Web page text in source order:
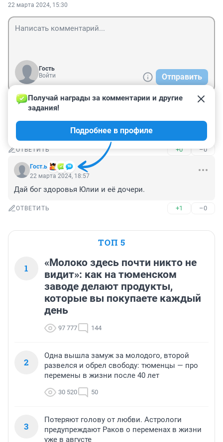
22 марта 2024, 15:30
Гость
Войти
Отправить
Гость
ОТВЕТИТЬ +0 –0
Гост.ь
Получай награды за комментарии и другие
задания!
Подробнее в профиле
22 марта 2024, 18:57
Дай бог здоровья Юлии и её дочери.
ОТВЕТИТЬ +1 –0
ТОП 5
1
«Молоко здесь почти никто не
видит»: как на тюменском
заводе делают продукты,
которые вы покупаете каждый
день
97 777 144
2
Одна вышла замуж за молодого, второй
развелся и обрел свободу: тюменцы — про
перемены в жизни после 40 лет
30 520 50
3
Потеряют голову от любви. Астрологи
предупреждают Раков о переменах в жизни
уже в августе